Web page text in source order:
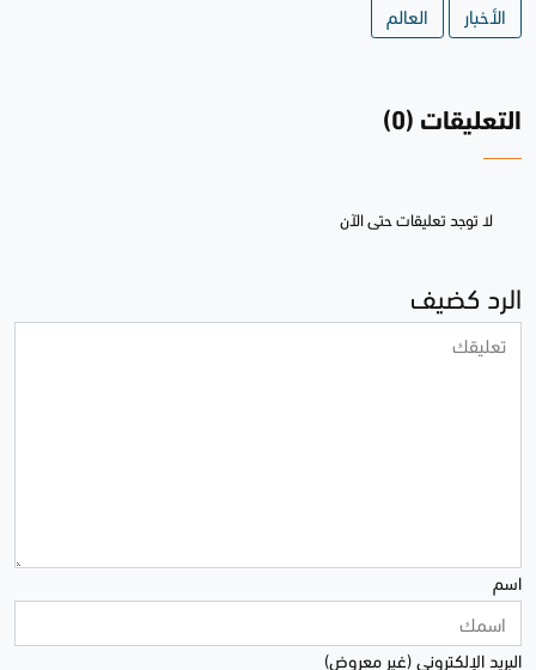
الأخبار العالم
التعليقات (0)
لا توجد تعليقات حتى الآن
الرد كضيف
اسم
البريد الإلكتروني (غير معروض)